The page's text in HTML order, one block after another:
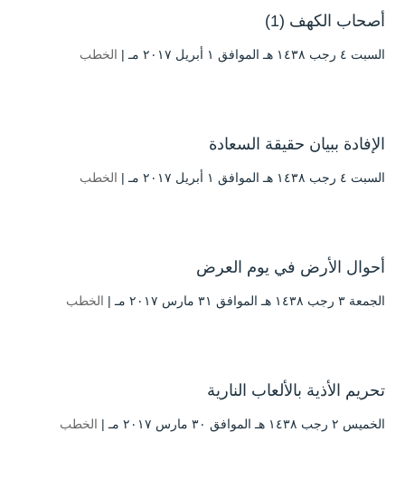
أصحاب الكهف (1)
السبت ٤ رجب ۱٤۳۸ هـ الموافق ۱ أبريل ۲۰۱۷ مـ | الخطب
الإفادة ببيان حقيقة السعادة
السبت ٤ رجب ۱٤۳۸ هـ الموافق ۱ أبريل ۲۰۱۷ مـ | الخطب
أحوال الأرض في يوم العرض
الجمعة ۳ رجب ۱٤۳۸ هـ الموافق ۳۱ مارس ۲۰۱۷ مـ | الخطب
تحريم الأذية بالألعاب النارية
الخميس ۲ رجب ۱٤۳۸ هـ الموافق ۳۰ مارس ۲۰۱۷ مـ | الخطب